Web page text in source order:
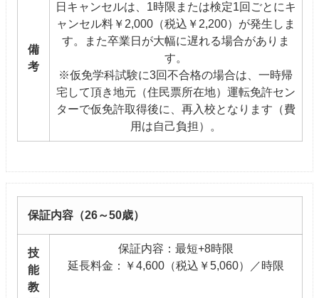
備
考
日キャンセルは、1時限または検定1回ごとにキ
ャンセル料￥2,000（税込￥2,200）が発生しま
す。また卒業日が大幅に遅れる場合がありま
す。
※仮免学科試験に3回不合格の場合は、一時帰
宅して頂き地元（住民票所在地）運転免許セン
ターで仮免許取得後に、再入校となります（費
用は自己負担）。
保証内容（26～50歳）
技
能
教
保証内容：最短+8時限
延長料金：￥4,600（税込￥5,060）／時限